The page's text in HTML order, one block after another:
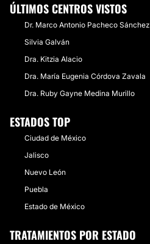
ÚLTIMOS CENTROS VISTOS
Dr. Marco Antonio Pacheco Sánchez
Silvia Galván
Dra. Kitzia Alacio
Dra. María Eugenia Córdova Zavala
Dra. Ruby Gayne Medina Murillo
ESTADOS TOP
Ciudad de México
Jalisco
Nuevo León
Puebla
Estado de México
TRATAMIENTOS POR ESTADO